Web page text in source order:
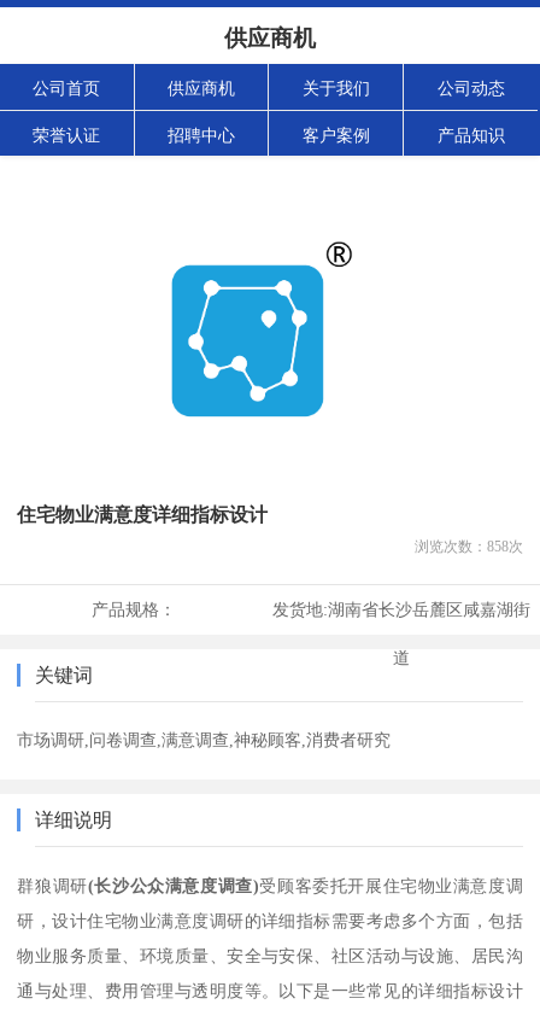
供应商机
公司首页 供应商机 关于我们 公司动态
荣誉认证 招聘中心 客户案例 产品知识
住宅物业满意度详细指标设计
浏览次数： 858次
产品规格： 发货地:湖南省长沙岳麓区咸嘉湖街
道
关键词
市场调研,问卷调查,满意调查,神秘顾客,消费者研究
详细说明
群狼调研(长沙公众满意度调查)受顾客委托开展住宅物业满意度调
研，设计住宅物业满意度调研的详细指标需要考虑多个方面，包括
物业服务质量、环境质量、安全与安保、社区活动与设施、居民沟
通与处理、费用管理与透明度等。以下是一些常见的详细指标设计